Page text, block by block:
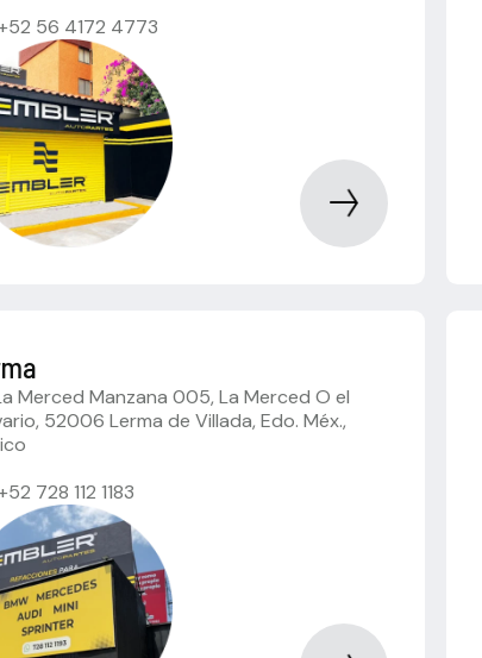
56 4172 4773
Merced Manzana 005, La Merced O el
52006 Lerma de Villada, Edo. Méx.,
728 112 1183